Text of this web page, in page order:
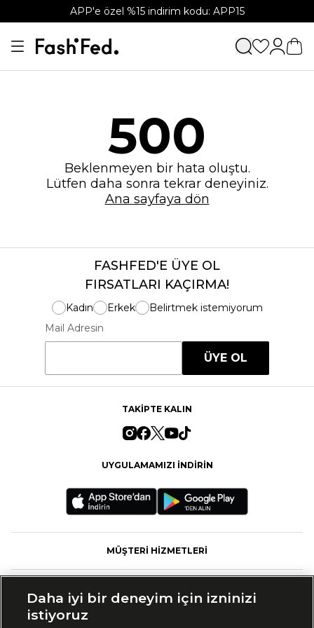
APP'e özel %15 indirim kodu: APP15
500
Beklenmeyen bir hata oluştu.
Lütfen daha sonra tekrar deneyiniz.
Ana sayfaya dön
FASHFED'E ÜYE OL
FIRSATLARI KAÇIRMA!
Kadın Erkek
Belirtmek istemiyorum
Mail Adresin
ÜYE OL
TAKİPTE KALIN
UYGULAMAMIZI İNDİRİN
MÜŞTERİ HİZMETLERİ
Daha iyi bir deneyim için izninizi
istiyoruz